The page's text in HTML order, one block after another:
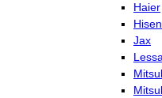
Haier
Jax